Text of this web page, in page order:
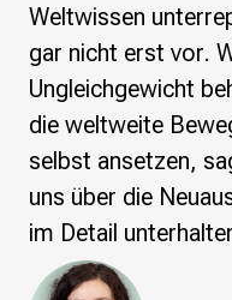
Projekt Technische
re•shape
Verschlusssache Prüfung
Wissen. Macht.
Wikipedia-
MediaWiki
Wikibase
Wikibooks
Wikisource
Weltwissen
gar nicht erst vor.
Ungleichgewicht
die weltweite
selbst ansetzen,
uns über die
im Detail